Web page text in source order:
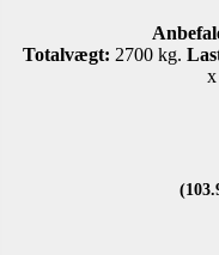
Totalvægt: 2700 kg.
x
(